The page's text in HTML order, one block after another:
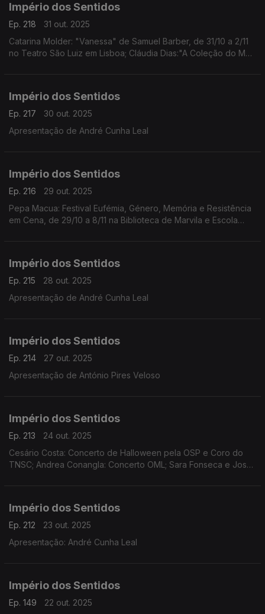
Império dos Sentidos
Ep. 218
31 out. 2025
Catarina Molder: "Vanessa" de Samuel Barber, de 31/10 a 2/11
no Teatro São Luiz em Lisboa; Cláudia Dias:"A Coleção do Meu
Império dos Sentidos
Ep. 217
30 out. 2025
Apresentação de André Cunha Leal
Império dos Sentidos
Ep. 216
29 out. 2025
Pepa Macua: Festival Eufémia, Género, Memória e Resistência
em Cena, de 29/10 a 8/11 na Biblioteca de Marvila e Escola
Império dos Sentidos
Ep. 215
28 out. 2025
Apresentação de André Cunha Leal
Império dos Sentidos
Ep. 214
27 out. 2025
Apresentação de António Pires Veloso
Império dos Sentidos
Ep. 213
24 out. 2025
Cesário Costa: Concerto de Halloween pela OSP e Coro do
TNSC; Andrea Conangla: Concerto OML; Sara Fonseca e José
Império dos Sentidos
Ep. 212
23 out. 2025
Apresentação: André Cunha Leal
Império dos Sentidos
Ep. 149
22 out. 2025